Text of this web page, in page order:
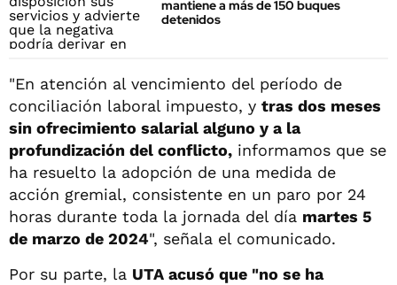
mantiene a más de 150 buques
detenidos
"En atención al vencimiento del período de
conciliación laboral impuesto, y tras dos meses
sin ofrecimiento salarial alguno y a la
profundización del conflicto, informamos que se
ha resuelto la adopción de una medida de
acción gremial, consistente en un paro por 24
horas durante toda la jornada del día martes 5
de marzo de 2024", señala el comunicado.
Por su parte, la UTA acusó que "no se ha